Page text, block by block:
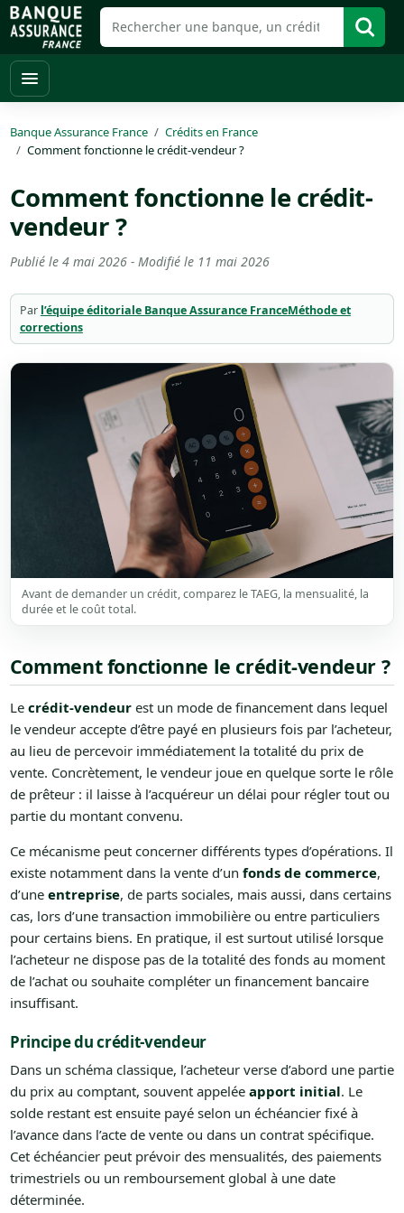
Banque Assurance France
Crédits en France
Comment fonctionne le crédit-vendeur ?
Comment fonctionne le crédit-
vendeur ?
Publié le 4 mai 2026- Modifié le 11 mai 2026
Par l’équipe éditoriale Banque Assurance FranceMéthode et
corrections
Avant de demander un crédit, comparez le TAEG, la mensualité, la
durée et le coût total.
Comment fonctionne le crédit-vendeur ?
Le crédit-vendeurest un mode de financement dans lequel
le vendeur accepte d’être payé en plusieurs fois par l’acheteur,
au lieu de percevoir immédiatement la totalité du prix de
vente. Concrètement, le vendeur joue en quelque sorte le rôle
de prêteur : il laisse à l’acquéreur un délai pour régler tout ou
partie du montant convenu.
Ce mécanisme peut concerner différents types d’opérations. Il
existe notamment dans la vente d’un fonds de commerce,
d’une entreprise, de parts sociales, mais aussi, dans certains
cas, lors d’une transaction immobilière ou entre particuliers
pour certains biens. En pratique, il est surtout utilisé lorsque
l’acheteur ne dispose pas de la totalité des fonds au moment
de l’achat ou souhaite compléter un financement bancaire
insuffisant.
Principe du crédit-vendeur
Dans un schéma classique, l’acheteur verse d’abord une partie
du prix au comptant, souvent appelée apport initial. Le
solde restant est ensuite payé selon un échéancier fixé à
l’avance dans l’acte de vente ou dans un contrat spécifique.
Cet échéancier peut prévoir des mensualités, des paiements
trimestriels ou un remboursement global à une date
déterminée.